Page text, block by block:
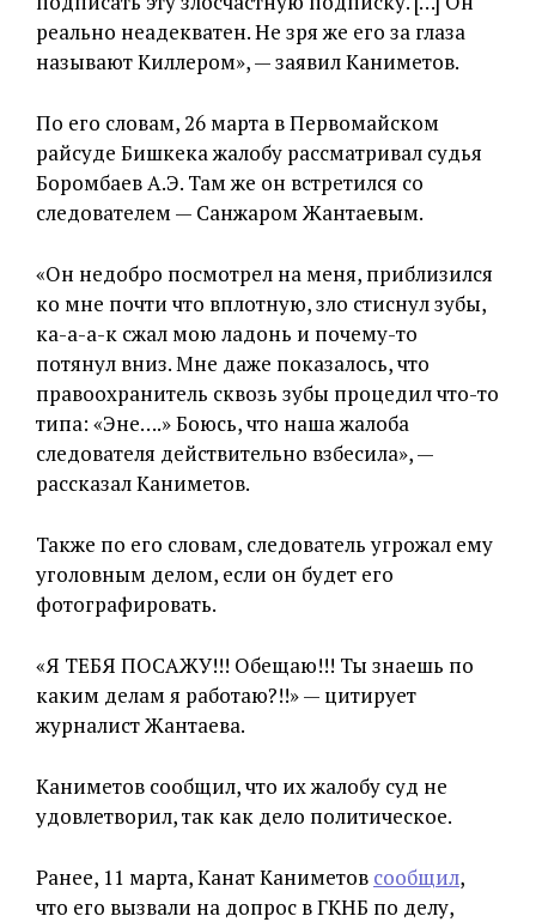
реально неадекватен. Не зря же его за глаза
называют Киллером», — заявил Каниметов.
По его словам, 26 марта в Первомайском
райсуде Бишкека жалобу рассматривал судья
Боромбаев А.Э. Там же он встретился со
следователем — Санжаром Жантаевым.
«Он недобро посмотрел на меня, приблизился
ко мне почти что вплотную, зло стиснул зубы,
ка-а-а-к сжал мою ладонь и почему-то
потянул вниз. Мне даже показалось, что
правоохранитель сквозь зубы процедил что-то
типа: «Энең….» Боюсь, что наша жалоба
следователя действительно взбесила», —
рассказал Каниметов.
Также по его словам, следователь угрожал ему
уголовным делом, если он будет его
фотографировать.
«Я ТЕБЯ ПОСАЖУ!!! Обещаю!!! Ты знаешь по
каким делам я работаю?!!» — цитирует
журналист Жантаева.
Каниметов сообщил, что их жалобу суд не
удовлетворил, так как дело политическое.
Ранее, 11 марта, Канат Каниметов сообщил,
что его вызвали на допрос в ГКНБ по делу,